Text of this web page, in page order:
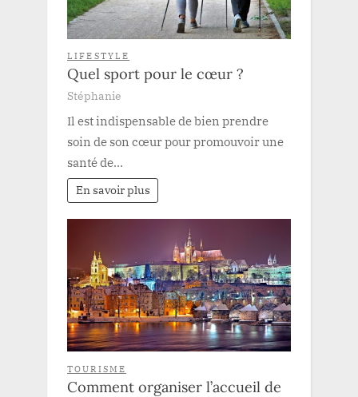
LIFESTYLE
Quel sport pour le cœur ?
Stéphanie
Il est indispensable de bien prendre
soin de son cœur pour promouvoir une
santé de…
En savoir plus
TOURISME
Comment organiser l’accueil de